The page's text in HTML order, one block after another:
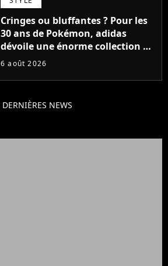
Cringes ou bluffantes ? Pour les
30 ans de Pokémon, adidas
dévoile une énorme collection de
sneakers et je ne sais pas quoi en
6 août 2026
DERNIÈRES NEWS